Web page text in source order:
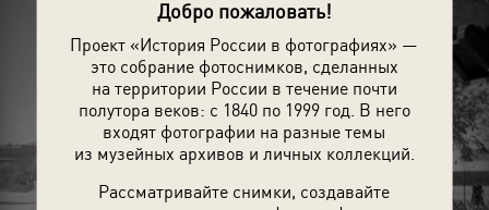
Добро пожаловать!
Проект «История России в фотографиях» —
это собрание фотоснимков, сделанных
на территории России в течение почти
полутора веков: с 1840 по 1999 год. В него
входят фотографии на разные темы
из музейных архивов и личных коллекций.
Рассматривайте снимки, создавайте